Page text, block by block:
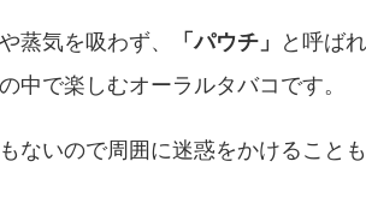
蒸気を吸わず、 「パウチ」
と呼ば
中で楽しむオーラルタバコです。
ないので周囲に迷惑をかけること